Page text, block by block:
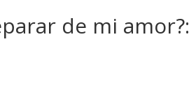
de mi amor?: